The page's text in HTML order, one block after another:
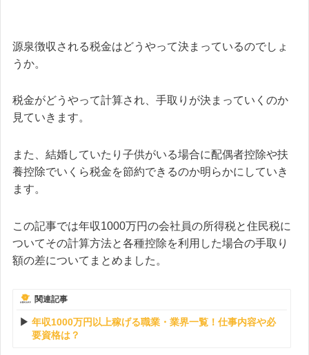
源泉徴収される税金はどうやって決まっているのでしょ
うか。
税金がどうやって計算され、手取りが決まっていくのか
見ていきます。
また、結婚していたり子供がいる場合に配偶者控除や扶
養控除でいくら税金を節約できるのか明らかにしていき
ます。
この記事では年収1000万円の会社員の所得税と住民税に
ついてその計算方法と各種控除を利用した場合の手取り
額の差についてまとめました。
関連記事
年収1000万円以上稼げる職業・業界一覧！仕事内容や必
要資格は？